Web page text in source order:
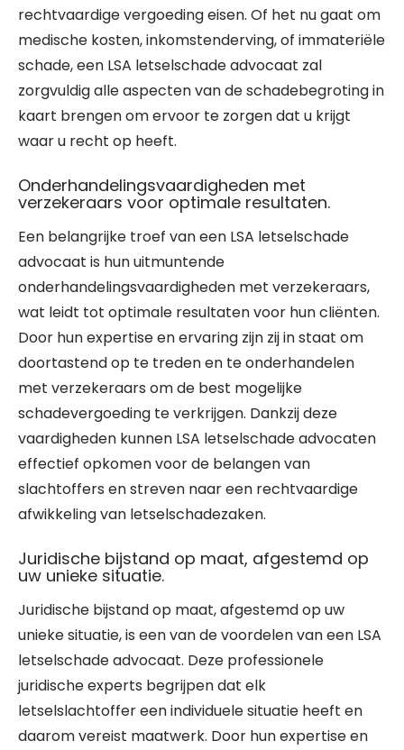
rechtvaardige vergoeding eisen. Of het nu gaat om
medische kosten, inkomstenderving, of immateriële
schade, een LSA letselschade advocaat zal
zorgvuldig alle aspecten van de schadebegroting in
kaart brengen om ervoor te zorgen dat u krijgt
waar u recht op heeft.
Onderhandelingsvaardigheden met
verzekeraars voor optimale resultaten.
Een belangrijke troef van een LSA letselschade
advocaat is hun uitmuntende
onderhandelingsvaardigheden met verzekeraars,
wat leidt tot optimale resultaten voor hun cliënten.
Door hun expertise en ervaring zijn zij in staat om
doortastend op te treden en te onderhandelen
met verzekeraars om de best mogelijke
schadevergoeding te verkrijgen. Dankzij deze
vaardigheden kunnen LSA letselschade advocaten
effectief opkomen voor de belangen van
slachtoffers en streven naar een rechtvaardige
afwikkeling van letselschadezaken.
Juridische bijstand op maat, afgestemd op
uw unieke situatie.
Juridische bijstand op maat, afgestemd op uw
unieke situatie, is een van de voordelen van een LSA
letselschade advocaat. Deze professionele
juridische experts begrijpen dat elk
letselslachtoffer een individuele situatie heeft en
daarom vereist maatwerk. Door hun expertise en